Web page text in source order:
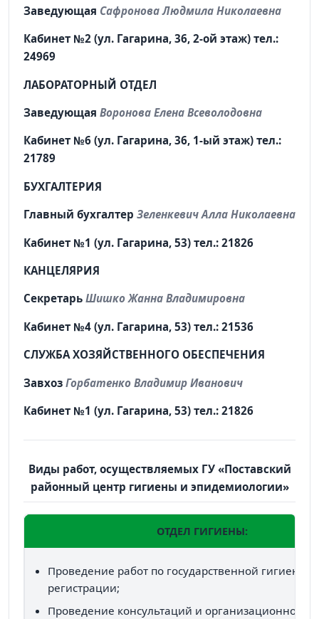
Заведующая Сафронова Людмила Николаевна
Кабинет №2 (ул. Гагарина, 36, 2-ой этаж) тел.:
24969
ЛАБОРАТОРНЫЙ ОТДЕЛ
Заведующая Воронова Елена Всеволодовна
Кабинет №6 (ул. Гагарина, 36, 1-ый этаж) тел.:
21789
БУХГАЛТЕРИЯ
Главный бухгалтер Зеленкевич Алла Николаевна
Кабинет №1 (ул. Гагарина, 53) тел.: 21826
КАНЦЕЛЯРИЯ
Секретарь Шишко Жанна Владимировна
Кабинет №4 (ул. Гагарина, 53) тел.: 21536
СЛУЖБА ХОЗЯЙСТВЕННОГО ОБЕСПЕЧЕНИЯ
Завхоз Горбатенко Владимир Иванович
Кабинет №1 (ул. Гагарина, 53) тел.: 21826
Виды работ, осуществляемых ГУ «Поставский
районный центр гигиены и эпидемиологии»
ОТДЕЛ ГИГИЕНЫ:
Проведение работ по государственной
регистрации;
Проведение консультаций и организационно-